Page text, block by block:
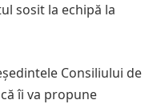
sosit la echipă la
Consiliului de
îi va propune